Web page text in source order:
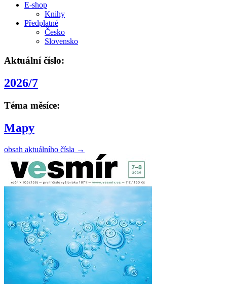
E-shop
Knihy
Předplatné
Česko
Slovensko
Aktuální číslo:
2026/7
Téma měsíce:
Mapy
obsah aktuálního čísla →